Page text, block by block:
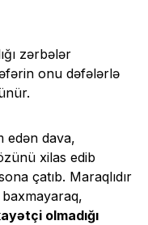
zərbələr
onu dəfələrlə
edən dava,
xilas edib
çatıb. Maraqlıdır
baxmayaraq,
olmadığı